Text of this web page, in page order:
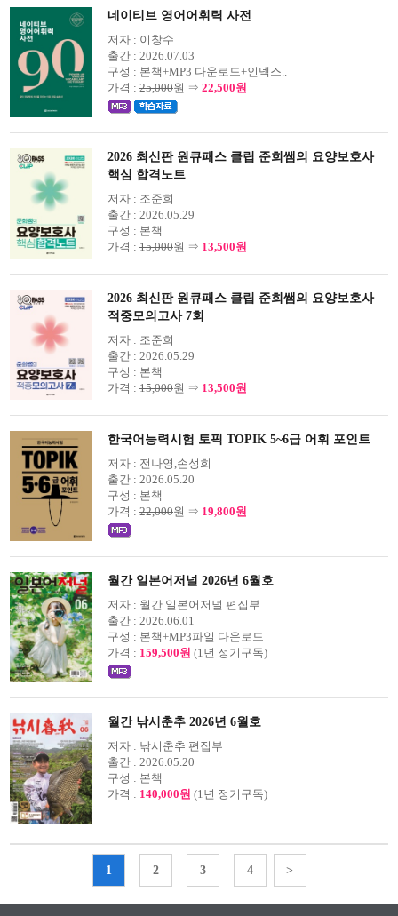
네이티브 영어어휘력 사전
저자 : 이창수
출간 : 2026.07.03
구성 : 본책+MP3 다운로드+인덱스..
가격 : 25,000원 ⇒ 22,500원
2026 최신판 원큐패스 클립 준희쌤의 요양보호사
핵심 합격노트
저자 : 조준희
출간 : 2026.05.29
구성 : 본책
가격 : 15,000원 ⇒ 13,500원
2026 최신판 원큐패스 클립 준희쌤의 요양보호사
적중모의고사 7회
저자 : 조준희
출간 : 2026.05.29
구성 : 본책
가격 : 15,000원 ⇒ 13,500원
한국어능력시험 토픽 TOPIK 5~6급 어휘 포인트
저자 : 전나영,손성희
출간 : 2026.05.20
구성 : 본책
가격 : 22,000원 ⇒ 19,800원
월간 일본어저널 2026년 6월호
저자 : 월간 일본어저널 편집부
출간 : 2026.06.01
구성 : 본책+MP3파일 다운로드
가격 : 159,500원 (1년 정기구독)
월간 낚시춘추 2026년 6월호
저자 : 낚시춘추 편집부
출간 : 2026.05.20
구성 : 본책
가격 : 140,000원 (1년 정기구독)
1 2 3 4 >